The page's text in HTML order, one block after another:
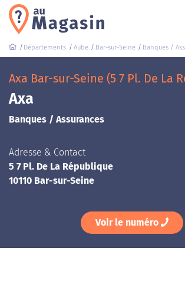
Départements Aube Bar-sur-Seine Banques /
Axa Bar-sur-Seine (5 7 Pl. De La
Axa
Banques / Assurances
Adresse & Contact
5 7 Pl. De La République
10110 Bar-sur-Seine
Voir le numéro